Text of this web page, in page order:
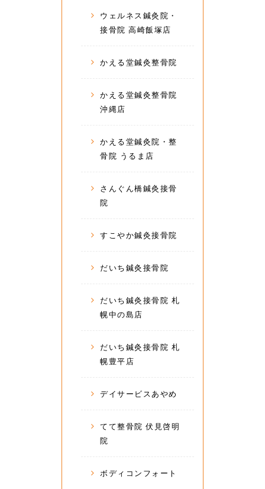
ウェルネス鍼灸院・
接骨院 高崎飯塚店
かえる堂鍼灸整骨院
かえる堂鍼灸整骨院
沖縄店
かえる堂鍼灸院・整
骨院 うるま店
さんぐん橋鍼灸接骨
院
すこやか鍼灸接骨院
だいち鍼灸接骨院
だいち鍼灸接骨院 札
幌中の島店
だいち鍼灸接骨院 札
幌豊平店
デイサービスあやめ
てて整骨院 伏見啓明
院
ボディコンフォート